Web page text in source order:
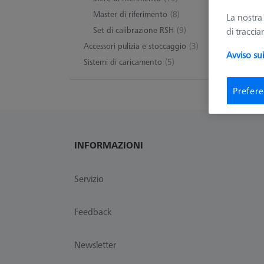
Master di riferimento (8)
Set di calibrazione RSH (9)
Accessori pulizia e stoccaggio (3)
Sistemi di caricamento (5)
INFORMAZIONI
Servizio
Feedback
Newsletter
La nostra
di
Avviso